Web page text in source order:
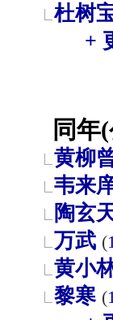
杜树
+
同年(公
黄柳
韦来
陶玄
万武 (
黄小
黎寒 (